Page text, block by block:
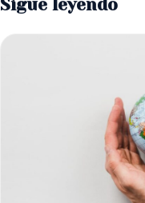
Sigue leyendo